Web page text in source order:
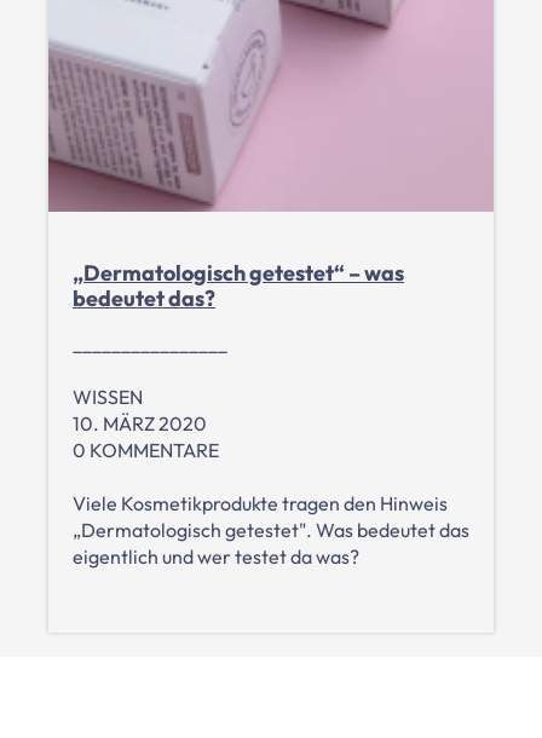
„Dermatologisch getestet“ – was
bedeutet das?
WISSEN
10. MÄRZ 2020
0 KOMMENTARE
Viele Kosmetikprodukte tragen den Hinweis
„Dermatologisch getestet". Was bedeutet das
eigentlich und wer testet da was?